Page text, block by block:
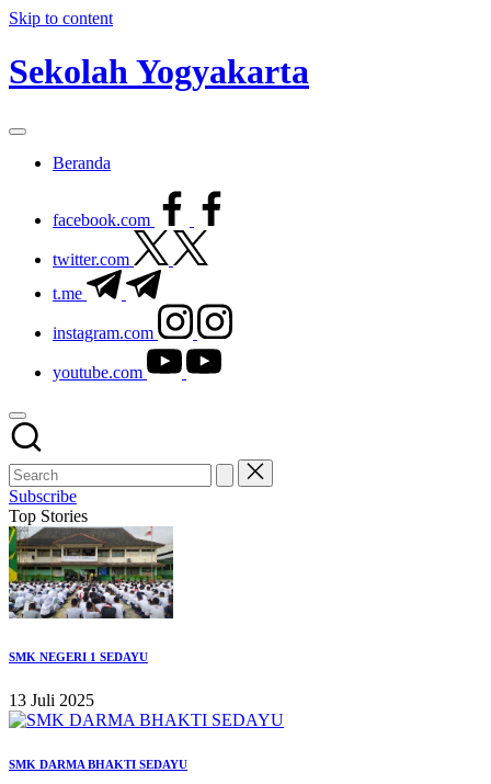
Skip to content
Sekolah Yogyakarta
Beranda
facebook.com
twitter.com
t.me
instagram.com
youtube.com
Subscribe
Top Stories
SMK NEGERI 1 SEDAYU
13 Juli 2025
SMK DARMA BHAKTI SEDAYU